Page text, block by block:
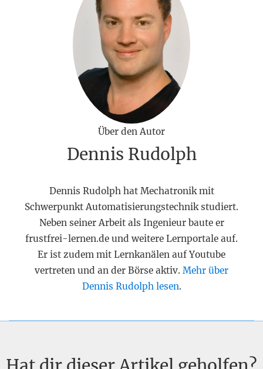
Über den Autor
Dennis Rudolph
Dennis Rudolph hat Mechatronik mit
Schwerpunkt Automatisierungstechnik studiert.
Neben seiner Arbeit als Ingenieur baute er
frustfrei-lernen.de und weitere Lernportale auf.
Er ist zudem mit Lernkanälen auf Youtube
vertreten und an der Börse aktiv. Mehr über
Dennis Rudolph lesen.